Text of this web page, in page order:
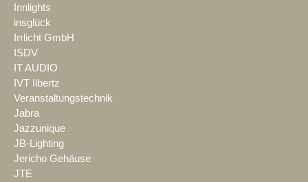
Innlights
insglück
Irrlicht GmbH
ISDV
IT AUDIO
IVT Ilbertz
Veranstaltungstechnik
Jabra
Jazzunique
JB-Lighting
Jericho Gehäuse
JTE